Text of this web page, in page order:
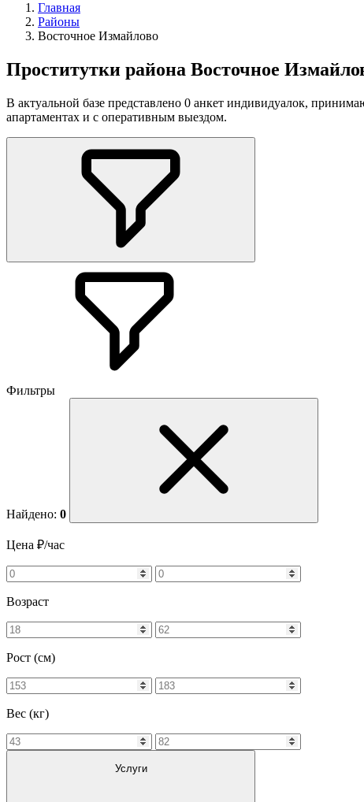
Главная
Районы
Восточное Измайлово
Проститутки района Восточное
В актуальной базе представлено 0 анкет индивидуалок,
апартаментах и с оперативным выездом.
Фильтры
Найдено: 0
Цена ₽/час
Возраст
Рост (см)
Вес (кг)
Услуги